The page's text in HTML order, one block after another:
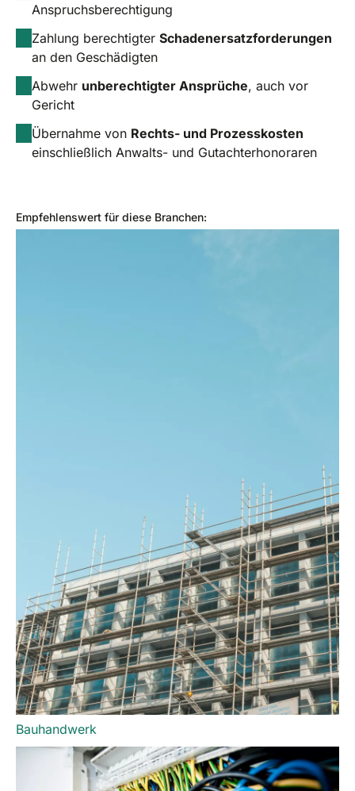
Anspruchsberechtigung
Zahlung berechtigter Schadenersatzforderungen
an den Geschädigten
Abwehr unberechtigter Ansprüche, auch vor
Gericht
Übernahme von Rechts- und Prozesskosten
einschließlich Anwalts- und Gutachterhonoraren
Empfehlenswert für diese Branchen:
Bauhandwerk